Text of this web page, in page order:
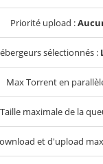
Priorité upload :
sélectionnés :
Max Torrent en
Taille maximale de la
et d'upload